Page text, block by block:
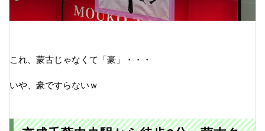
これ、蒙古じゃなくて「豪」・・・
いや、豪ですらないｗ